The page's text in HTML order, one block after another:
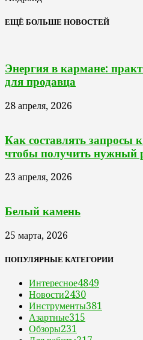
ЕЩЁ БОЛЬШЕ НОВОСТЕЙ
Энергия в кармане:
для продавца
28 апреля, 2026
Как составлять запросы
чтобы получить нужный
23 апреля, 2026
Белый камень
25 марта, 2026
ПОПУЛЯРНЫЕ КАТЕГОРИИ
Интересное4849
Новости2430
Инструменты381
Азартные315
Обзоры231